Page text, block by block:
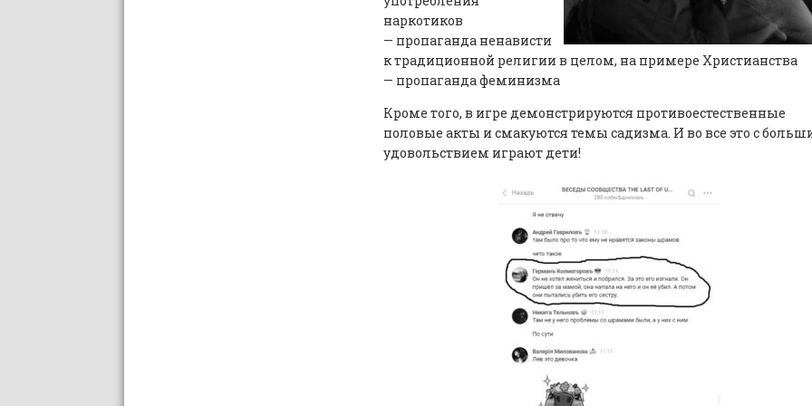
наркотиков
— пропаганда ненависти
к традиционной религии в целом, на примере Христианства
— пропаганда феминизма
Кроме того, в игре демонстрируются противоестественные
половые акты и смакуются темы садизма. И во все это с
удовольствием играют дети!